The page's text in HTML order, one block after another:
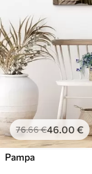
76.66€46.00 €
Pampa